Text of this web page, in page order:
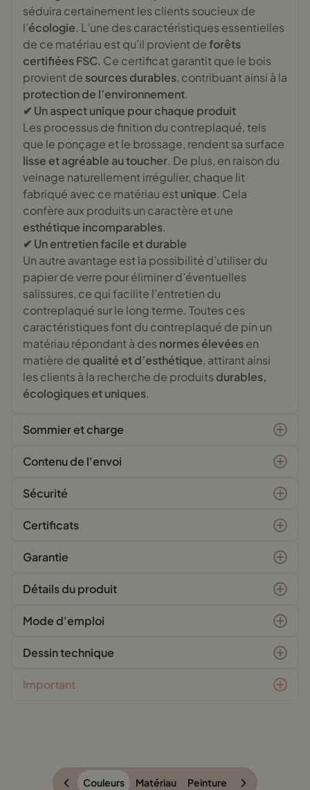
séduira certainement les clients soucieux de
l’écologie. L’une des caractéristiques essentielles
de ce matériau est qu’il provient deforêts
certifiées FSC. Ce certificat garantit que le bois
provient de sources durables, contribuant ainsi à la
protection de l’environnement.
✔ Un aspect unique pour chaque produit
Les processus de finition du contreplaqué, tels
que le ponçage et le brossage, rendent sa surface
lisse et agréable au toucher. De plus, en raison du
veinage naturellement irrégulier, chaque lit
fabriqué avec ce matériau est unique. Cela
confère aux produits un caractère et une
esthétique incomparables.
✔ Un entretien facile et durable
Un autre avantage est la possibilité d’utiliser du
papier de verre pour éliminer d’éventuelles
salissures, ce qui facilite l’entretien du
contreplaqué sur le long terme. Toutes ces
caractéristiques font du contreplaqué de pin un
matériau répondant à des normes élevéesen
matière de qualité et d’esthétique, attirant ainsi
les clients à la recherche de produits durables,
écologiques et uniques.
Sommier et charge
Contenu de l'envoi
Sécurité
Certificats
Garantie
Détails du produit
Mode d'emploi
Dessin technique
Important
Couleurs Matériau Peinture